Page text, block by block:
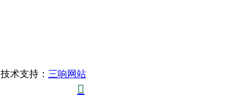
技术支持： 三响网站
